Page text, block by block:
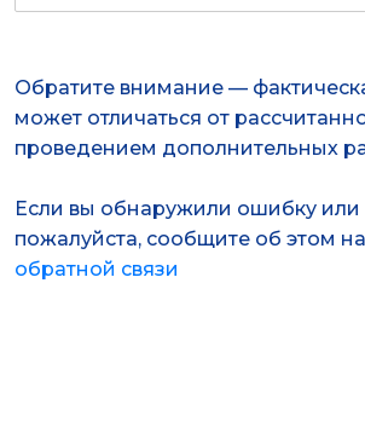
Обратите внимание —
может отличаться от
проведением дополнительных
Если вы обнаружили ошибку или
пожалуйста, сообщите об этом
обратной связи